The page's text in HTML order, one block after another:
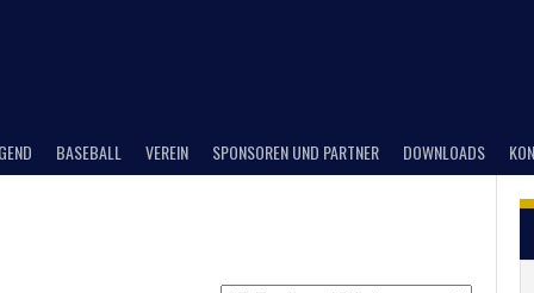
BASEBALL VEREIN SPONSOREN UND PARTNER DOWNLOADS